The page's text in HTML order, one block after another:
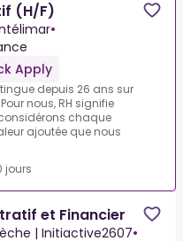
(H/F)
•
Apply
depuis 26 ans sur
nous, RH signifie
chaque
ajoutée que nous
jours
et Financier
| Initiactive2607•